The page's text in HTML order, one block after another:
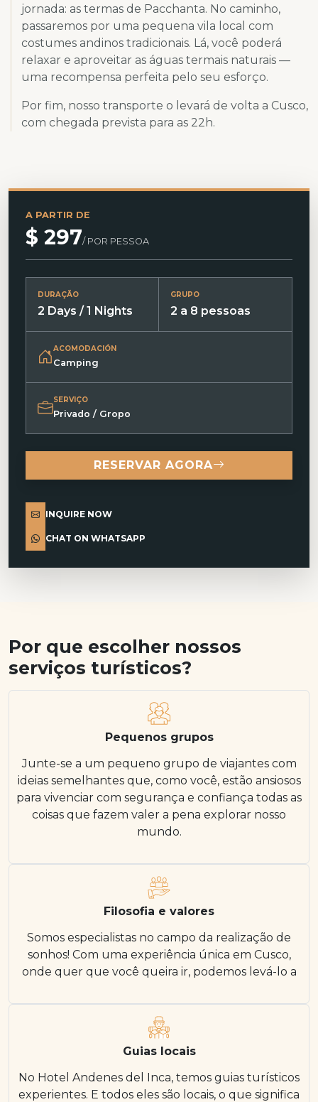
jornada: as termas de Pacchanta. No caminho,
passaremos por uma pequena vila local com
costumes andinos tradicionais. Lá, você poderá
relaxar e aproveitar as águas termais naturais —
uma recompensa perfeita pelo seu esforço.
Por fim, nosso transporte o levará de volta a Cusco,
com chegada prevista para as 22h.
A PARTIR DE
$ 297/ POR PESSOA
DURAÇÃO
2 Days / 1 Nights
GRUPO
2 a 8 pessoas
ACOMODACIÓN
Camping
SERVIÇO
Privado / Gropo
RESERVAR AGORA
INQUIRE NOW
CHAT ON WHATSAPP
Por que escolher nossos
serviços turísticos?
Pequenos grupos
Junte-se a um pequeno grupo de viajantes com
ideias semelhantes que, como você, estão ansiosos
para vivenciar com segurança e confiança todas as
coisas que fazem valer a pena explorar nosso
mundo.
Filosofia e valores
Somos especialistas no campo da realização de
sonhos! Com uma experiência única em Cusco,
onde quer que você queira ir, podemos levá-lo a
Guias locais
No Hotel Andenes del Inca, temos guias turísticos
experientes. E todos eles são locais, o que significa